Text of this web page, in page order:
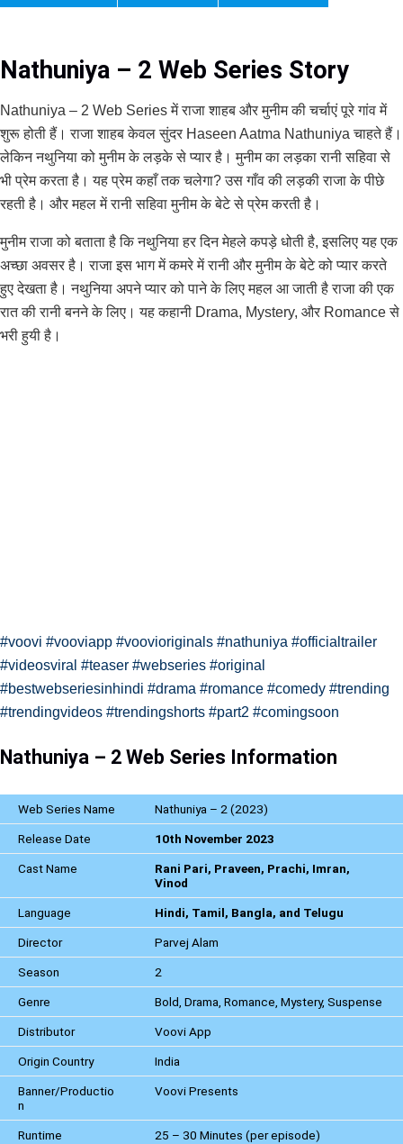
Nathuniya – 2 Web Series Story
Nathuniya – 2 Web Series में राजा शाहब और मुनीम की चर्चाएं पूरे गांव में
शुरू होती हैं। राजा शाहब केवल सुंदर Haseen Aatma Nathuniya चाहते हैं।
लेकिन नथुनिया को मुनीम के लड़के से प्यार है। मुनीम का लड़का रानी सहिवा से
भी प्रेम करता है। यह प्रेम कहाँ तक चलेगा? उस गाँव की लड़की राजा के पीछे
रहती है। और महल में रानी सहिवा मुनीम के बेटे से प्रेम करती है।
मुनीम राजा को बताता है कि नथुनिया हर दिन मेहले कपड़े धोती है, इसलिए यह एक
अच्छा अवसर है। राजा इस भाग में कमरे में रानी और मुनीम के बेटे को प्यार करते
हुए देखता है। नथुनिया अपने प्यार को पाने के लिए महल आ जाती है राजा की एक
रात की रानी बनने के लिए। यह कहानी Drama, Mystery, और Romance से
भरी हुयी है।
#voovi #vooviapp #voovioriginals #nathuniya #officialtrailer
#videosviral #teaser #webseries #original
#bestwebseriesinhindi #drama #romance #comedy #trending
#trendingvideos #trendingshorts #part2 #comingsoon
Nathuniya – 2 Web Series Information
Web Series Name Nathuniya – 2 (2023)
Release Date 10th November 2023
Cast Name
Rani Pari, Praveen, Prachi, Imran,
Vinod
Language Hindi, Tamil, Bangla, and Telugu
Director Parvej Alam
Season 2
Genre Bold, Drama, Romance, Mystery, Suspense
Distributor Voovi App
Origin Country India
Banner/Productio
n
Voovi Presents
Runtime 25 – 30 Minutes (per episode)